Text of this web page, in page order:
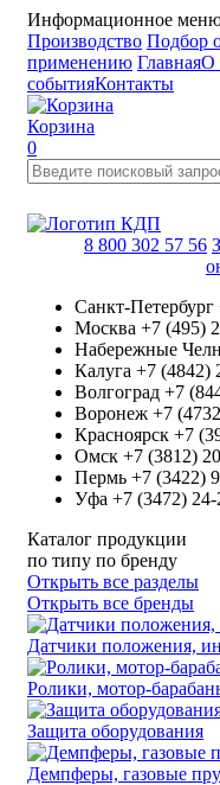
Информационное
Производство Подбор
применению ГлавнаяО
событияКонтакты
Корзина
0
8 800 302 57 56
Санкт-Петербург
Москва +7 (495)
Набережные
Калуга +7 (4842)
Волгоград +7
Воронеж +7
Красноярск +7
Омск +7 (3812)
Пермь +7 (3422)
Уфа +7 (3472)
Каталог продукции
по типу по бренду
Открыть все разделы
Открыть все бренды
Датчики положения,
Ролики, мотор-
Защита оборудования
Демпферы, газовые